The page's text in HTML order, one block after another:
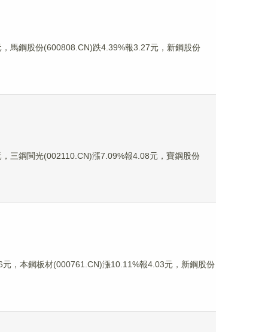
馬鋼股份(600808.CN)跌4.39%報3.27元，新鋼股份
三鋼閩光(002110.CN)漲7.09%報4.08元，寶鋼股份
，本鋼板材(000761.CN)漲10.11%報4.03元，新鋼股份